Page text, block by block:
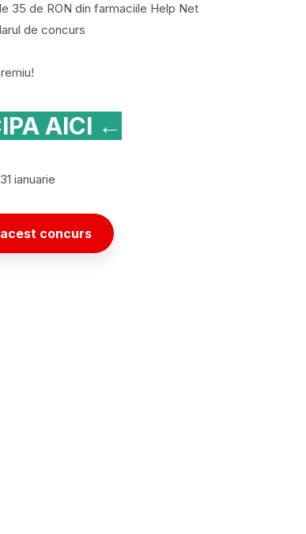
35 de RON din farmaciile Help Net
de concurs
AICI ←
ianuarie
concurs